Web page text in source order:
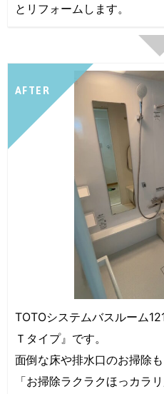
とリフォームします。
AFTER
TOTOシステムバスルーム
Ｔタイプ』です。
面倒な床や排水口のお掃除
「お掃除ラクラクほっカラ